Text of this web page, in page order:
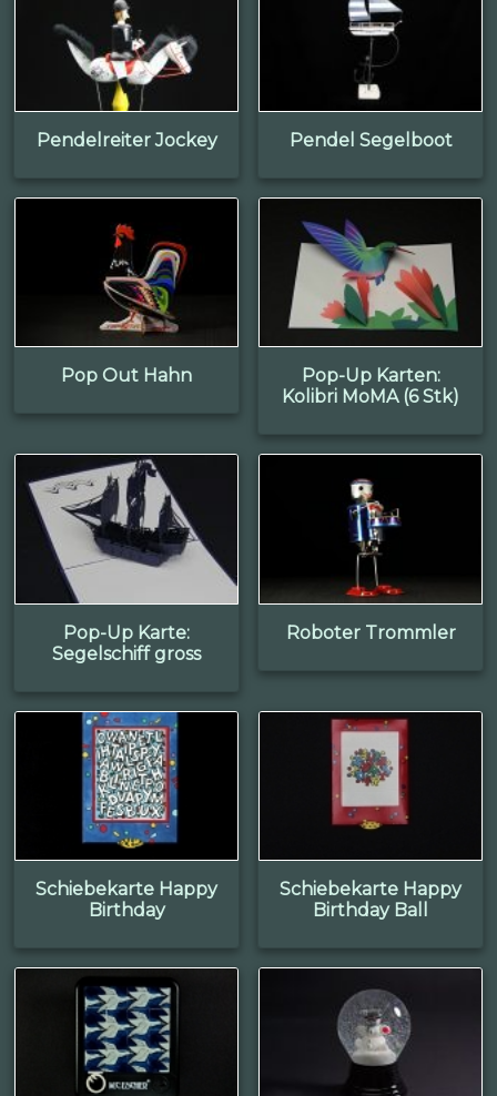
Pendelreiter Jockey Pendel Segelboot
Pop Out Hahn
Pop-Up Karten:
Kolibri MoMA (6 Stk)
Pop-Up Karte:
Segelschiff gross
Roboter Trommler
Schiebekarte Happy
Birthday
Schiebekarte Happy
Birthday Ball